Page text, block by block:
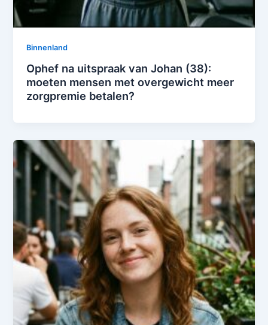
Binnenland
Ophef na uitspraak van Johan (38):
moeten mensen met overgewicht meer
zorgpremie betalen?